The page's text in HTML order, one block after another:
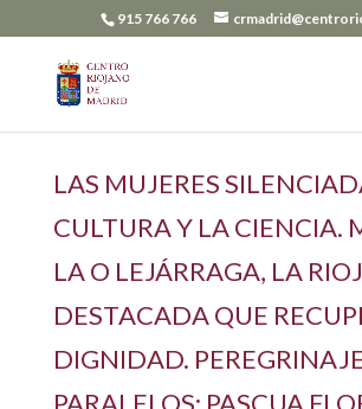
915 766 766
LAS MUJERES
CULTURA Y LA CIENCIA.
LA O LEJÁRRAGA, LA
DESTACADA QUE
DIGNIDAD.
PARALELOS: PASCUA